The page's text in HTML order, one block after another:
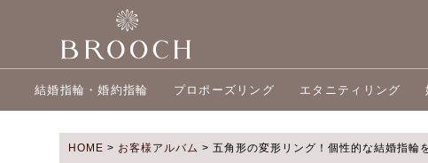
結婚指輪・婚約指輪 プロポーズリング エタニティリング
HOME > お客様アルバム > 五角形の変形リング！個性的な結婚指輪